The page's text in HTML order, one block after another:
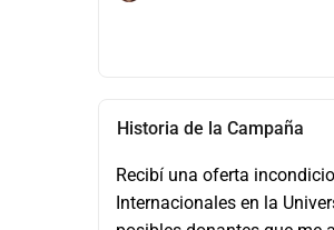
Historia de la Campaña
Recibí una oferta
Internacionales en la